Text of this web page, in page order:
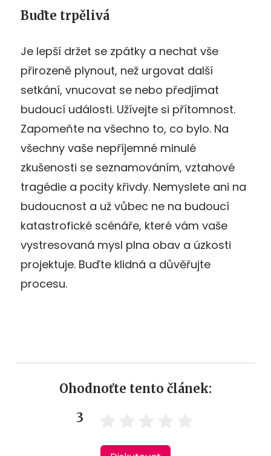
Buďte trpělivá
Je lepší držet se zpátky a nechat vše
přirozeně plynout, než urgovat další
setkání, vnucovat se nebo předjímat
budoucí události. Užívejte si přítomnost.
Zapomeňte na všechno to, co bylo. Na
všechny vaše nepříjemné minulé
zkušenosti se seznamováním, vztahové
tragédie a pocity křivdy. Nemyslete ani na
budoucnost a už vůbec ne na budoucí
katastrofické scénáře, které vám vaše
vystresovaná mysl plna obav a úzkosti
projektuje. Buďte klidná a důvěřujte
procesu.
Ohodnoťte tento článek:
3